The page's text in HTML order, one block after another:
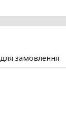
замовлення